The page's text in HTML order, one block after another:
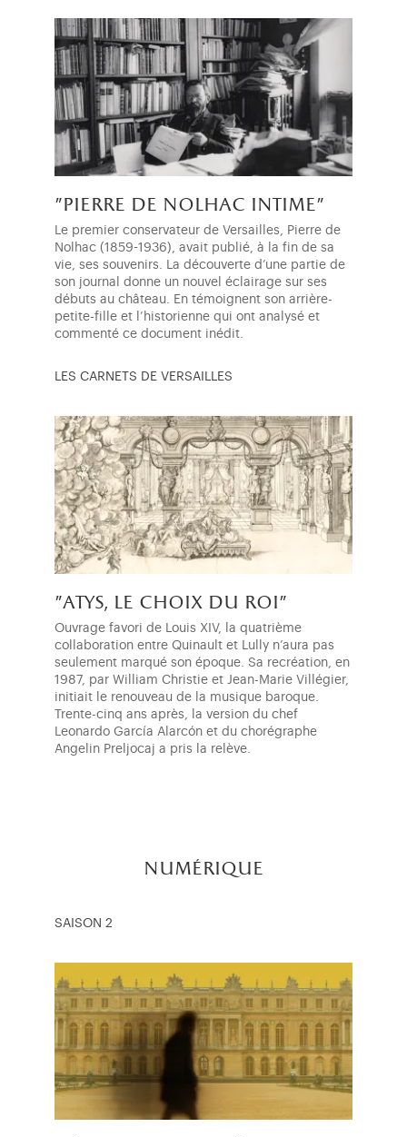
"pierre de nolhac intime"
Le premier conservateur de Versailles, Pierre de
Nolhac (1859-1936), avait publié, à la fin de sa
vie, ses souvenirs. La découverte d’une partie de
son journal donne un nouvel éclairage sur ses
débuts au château. En témoignent son arrière-
petite-fille et l’historienne qui ont analysé et
commenté ce document inédit.
LES CARNETS DE VERSAILLES
"atys, le choix du roi"
Ouvrage favori de Louis XIV, la quatrième
collaboration entre Quinault et Lully n’aura pas
seulement marqué son époque. Sa recréation, en
1987, par William Christie et Jean-Marie Villégier,
initiait le renouveau de la musique baroque.
Trente-cinq ans après, la version du chef
Leonardo García Alarcón et du chorégraphe
Angelin Preljocaj a pris la relève.
numérique
SAISON 2